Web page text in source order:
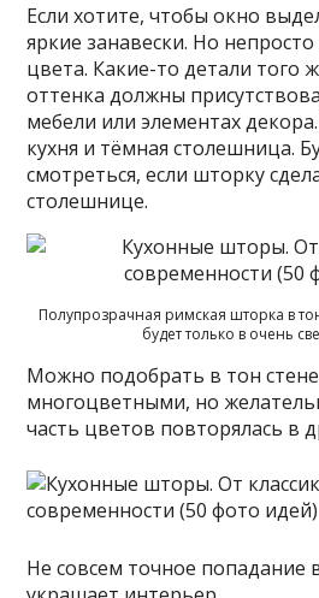
Если хотите, чтобы окно
яркие занавески. Но
цвета. Какие-то детали того
оттенка должны
мебели или элементах
кухня и тёмная столешница.
смотреться, если шторку
столешнице.
Полупрозрачная римская шторка в
будет только в очень
Можно подобрать в тон
многоцветными, но
часть цветов повторялась в
Не совсем точное попадание